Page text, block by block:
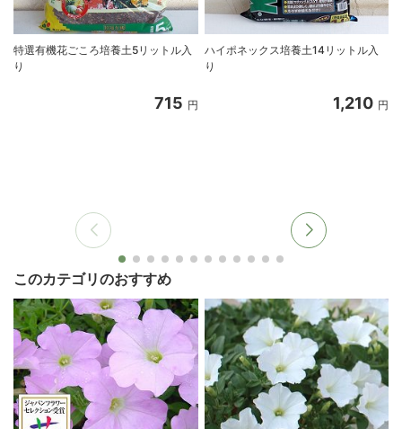
特選有機花ごころ培養土5リットル入
り
715 円
ハイポネックス培養土14リットル入
り
1,210 円
このカテゴリのおすすめ